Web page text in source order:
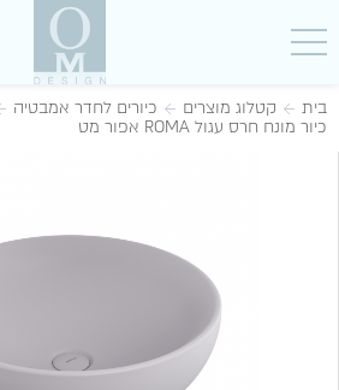
בית קטלוג מוצרים
כיורים לחדר אמבטיה
כיור מונח חרס עגול ROMA אפור מט